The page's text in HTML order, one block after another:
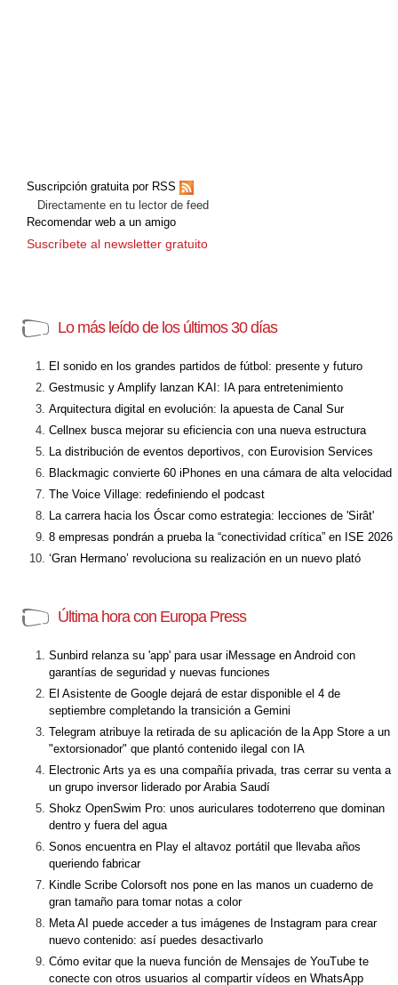
Suscripción gratuita por RSS
Directamente en tu lector de feed
Recomendar web a un amigo
Suscríbete al newsletter gratuito
Lo más leído de los últimos 30 días
El sonido en los grandes partidos de fútbol: presente y futuro
Gestmusic y Amplify lanzan KAI: IA para entretenimiento
Arquitectura digital en evolución: la apuesta de Canal Sur
Cellnex busca mejorar su eficiencia con una nueva estructura
La distribución de eventos deportivos, con Eurovision Services
Blackmagic convierte 60 iPhones en una cámara de alta velocidad
The Voice Village: redefiniendo el podcast
La carrera hacia los Óscar como estrategia: lecciones de 'Sirât'
8 empresas pondrán a prueba la “conectividad crítica” en ISE 2026
‘Gran Hermano’ revoluciona su realización en un nuevo plató
Última hora con Europa Press
Sunbird relanza su 'app' para usar iMessage en Android con
garantías de seguridad y nuevas funciones
El Asistente de Google dejará de estar disponible el 4 de
septiembre completando la transición a Gemini
Telegram atribuye la retirada de su aplicación de la App Store a un
"extorsionador" que plantó contenido ilegal con IA
Electronic Arts ya es una compañía privada, tras cerrar su venta a
un grupo inversor liderado por Arabia Saudí
Shokz OpenSwim Pro: unos auriculares todoterreno que dominan
dentro y fuera del agua
Sonos encuentra en Play el altavoz portátil que llevaba años
queriendo fabricar
Kindle Scribe Colorsoft nos pone en las manos un cuaderno de
gran tamaño para tomar notas a color
Meta AI puede acceder a tus imágenes de Instagram para crear
nuevo contenido: así puedes desactivarlo
Cómo evitar que la nueva función de Mensajes de YouTube te
conecte con otros usuarios al compartir vídeos en WhatsApp